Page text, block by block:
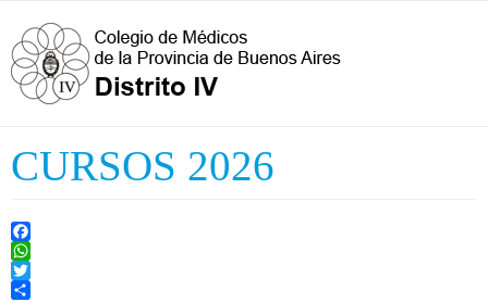
CURSOS 2026
Facebook
WhatsApp
Twitter